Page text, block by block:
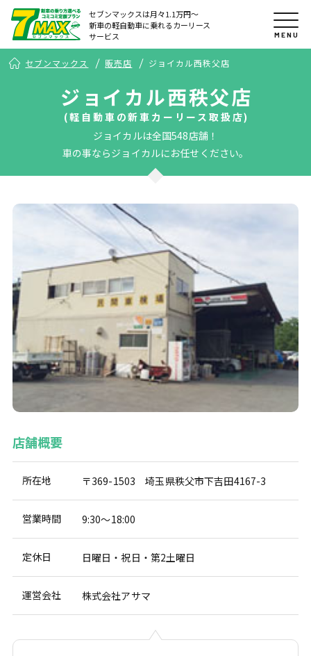
セブンマックスは月々1.1万円〜
新車の軽自動車に乗れるカーリース
サービス
MENU
セブンマックス 販売店 ジョイカル西秩父店
ジョイカル西秩父店
(軽自動車の新車カーリース取扱店)
ジョイカルは全国548店舗！
車の事ならジョイカルにお任せください。
店舗概要
所在地 〒369-1503 埼玉県秩父市下吉田4167-3
営業時間 9:30～18:00
定休日 日曜日・祝日・第2土曜日
運営会社 株式会社アサマ